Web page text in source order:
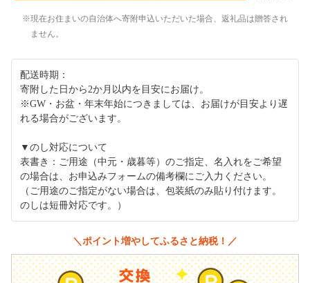
現在お住まいの自治体へ寄附申込いただいた場合、返礼品は贈答され
ません。
配送時期：
寄附した日から2か月以内を目安にお届け。
※GW・お盆・年末年始につきましては、お届けが目安より遅
れる場合がございます。
▼のし対応について
表書き：ご用途（中元・歳暮等）のご指定、名入れをご希望
の場合は、お申込みフォームの備考欄にご入力ください。
（ご用途のご指定がない場合は、包装紙のみ貼り付けます。
のしは短冊対応です。）
＼ポイント増やしてふるさと納税！／